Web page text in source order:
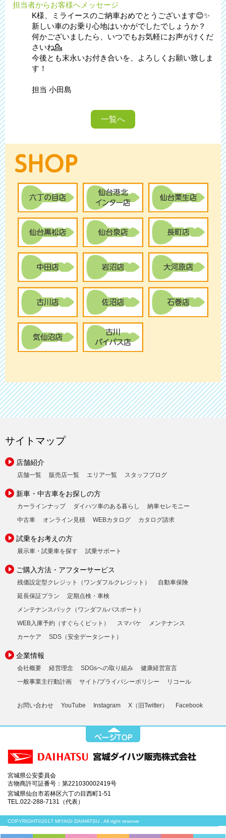
担当者からお客様へメッセージ
K様、ミライースのご納車おめでとうございます😊✨
新しい車のお乗り心地はいかがでしたでしょうか？
何かございましたら、いつでもお気軽にお声がけくだ
さいね💁
今後とも末永いお付き合いを、よろしくお願い致しま
す！
担当 小田島
一覧へ
サイトマップ
店舗紹介
店舗一覧 販売店一覧 エリア一覧 スタッフブログ
新車・中古車をお探しの方
カーラインナップ ダイハツ車のある暮らし
納車セレモニー
中古車
オンライン見積 WEBカタログ カタログ請求
試乗をお考えの方
展示車・試乗車を探す 試乗サポート
ご購入方法・アフターサービス
残価設定型クレジット（ワンダフルクレジット）
自動車保険
延長保証プラン
定期点検・車検
メンテナンスパック（ワンダフルパスポート）
WEB入庫予約（すぐらくピット）
スマパケ
メンテナンス
カーケア
SDS（安全データシート）
企業情報
会社概要 経営理念 SDGsへの取り組み
健康経営宣言
一般事業主行動計画
サイト/プライバシーポリシー リコール
お問い合わせ YouTube Instagram X（旧Twitter） Facebook
宮城県公安委員会
古物商許可証番号：第221030002419号
宮城県仙台市若林区六丁の目西町1-51
TEL.022-288-7131（代表）
COPYRIGHT©2017 MIYAGI DAIHATSU , All right reserve